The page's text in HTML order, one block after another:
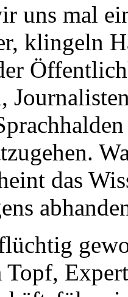
uns mal
klingeln
das
Topf,